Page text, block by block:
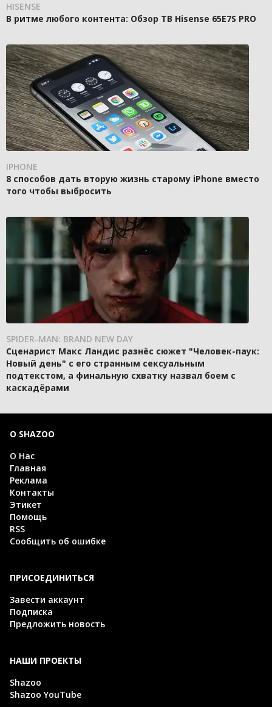
HISENSE
В ритме любого контента: Обзор ТВ Hisense 65E7S PRO
IPHONE
8 способов дать вторую жизнь старому iPhone вместо
того чтобы выбросить
SPIDER-MAN: BRAND NEW DAY
Сценарист Макс Ландис разнёс сюжет "Человек-паук:
Новый день" с его странным сексуальным
подтекстом, а финальную схватку назвал боем с
каскадёрами
О SHAZOO
О Нас
Главная
Реклама
Контакты
Этикет
Помощь
RSS
Сообщить об ошибке
ПРИСОЕДИНИТЬСЯ
Завести аккаунт
Подписка
Предложить новость
НАШИ ПРОЕКТЫ
Shazoo
Shazoo YouTube